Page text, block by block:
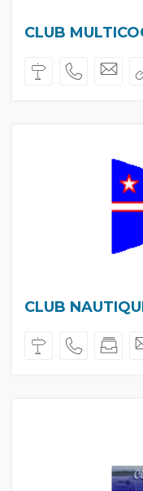
CLUB
CLUB